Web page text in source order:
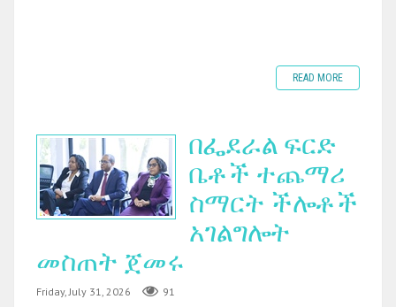
READ MORE
በፌደራል ፍርድ
ቤቶች ተጨማሪ
ስማርት ችሎቶች
አገልግሎት
መስጠት ጀመሩ
Friday, July 31, 2026 91